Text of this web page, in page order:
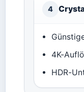
4
4K-
HDR-